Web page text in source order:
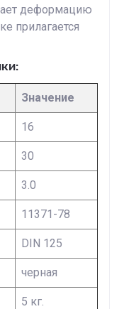
деформацию
прилагается
Значение
16
30
3.0
11371-78
DIN 125
черная
5 кг.